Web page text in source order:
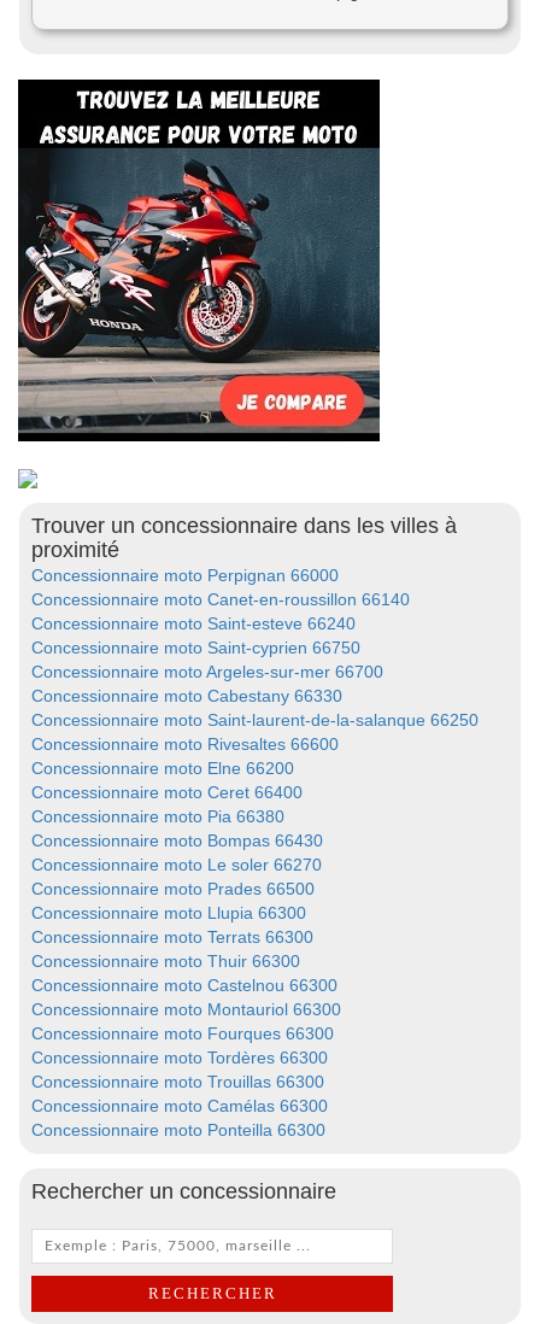
Trouver un concessionnaire dans les villes à
proximité
Concessionnaire moto Perpignan 66000
Concessionnaire moto Canet-en-roussillon 66140
Concessionnaire moto Saint-esteve 66240
Concessionnaire moto Saint-cyprien 66750
Concessionnaire moto Argeles-sur-mer 66700
Concessionnaire moto Cabestany 66330
Concessionnaire moto Saint-laurent-de-la-salanque 66250
Concessionnaire moto Rivesaltes 66600
Concessionnaire moto Elne 66200
Concessionnaire moto Ceret 66400
Concessionnaire moto Pia 66380
Concessionnaire moto Bompas 66430
Concessionnaire moto Le soler 66270
Concessionnaire moto Prades 66500
Concessionnaire moto Llupia 66300
Concessionnaire moto Terrats 66300
Concessionnaire moto Thuir 66300
Concessionnaire moto Castelnou 66300
Concessionnaire moto Montauriol 66300
Concessionnaire moto Fourques 66300
Concessionnaire moto Tordères 66300
Concessionnaire moto Trouillas 66300
Concessionnaire moto Camélas 66300
Concessionnaire moto Ponteilla 66300
Rechercher un concessionnaire